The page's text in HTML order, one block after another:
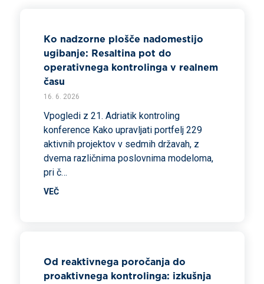
Ko nadzorne plošče nadomestijo
ugibanje: Resaltina pot do
operativnega kontrolinga v realnem
času
16. 6. 2026
Vpogledi z 21. Adriatik kontroling
konference Kako upravljati portfelj 229
aktivnih projektov v sedmih državah, z
dvema različnima poslovnima modeloma,
pri č…
VEČ
Od reaktivnega poročanja do
proaktivnega kontrolinga: izkušnja